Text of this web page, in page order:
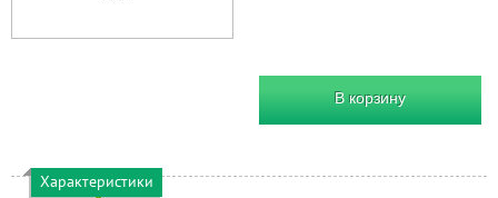
В корзину
Характеристики